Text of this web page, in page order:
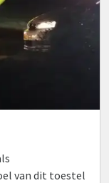
van dit toestel